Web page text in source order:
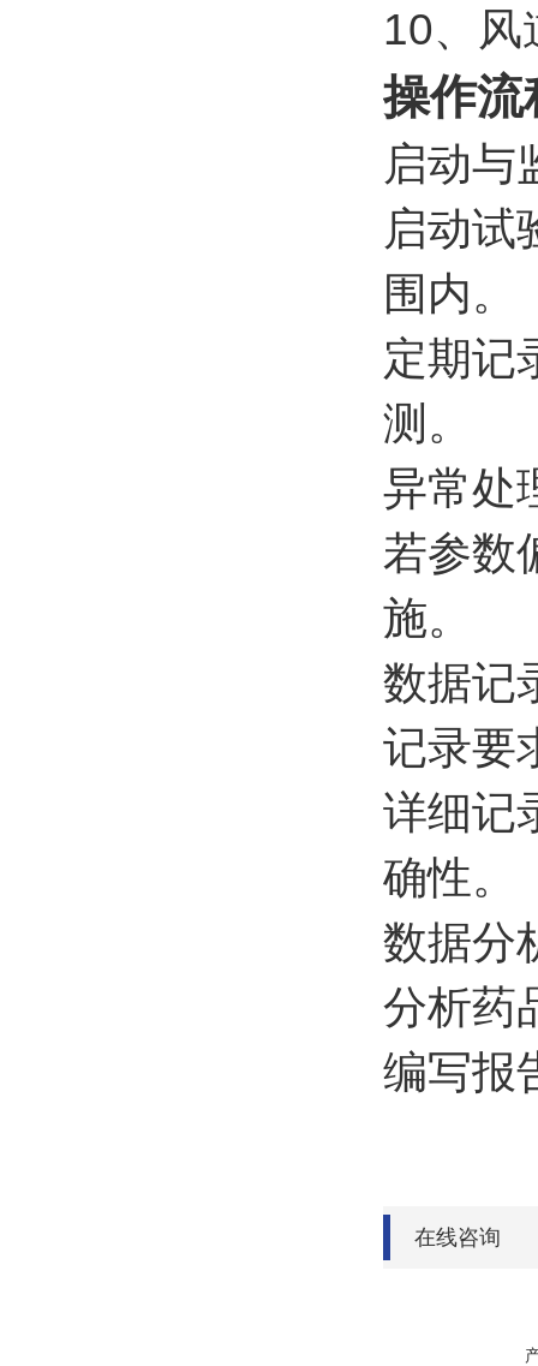
10、风
操作流
启动与
启动试
围内。
定期记
测。
异常处
若参数
施。
数据记
记录要
详细记
确性。
数据分
分析药
编写报
在线咨询